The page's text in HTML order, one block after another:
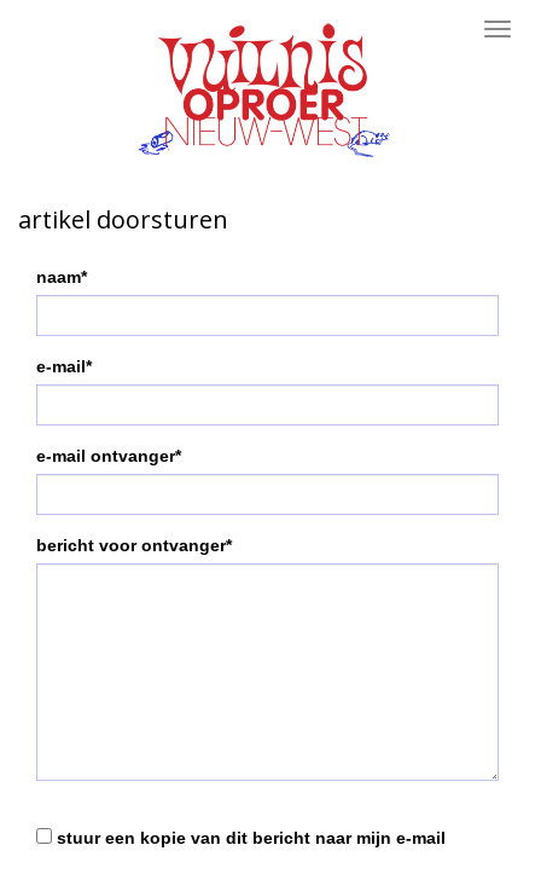
artikel doorsturen
naam*
e-mail*
e-mail ontvanger*
bericht voor ontvanger*
stuur een kopie van dit bericht naar mijn e-mail